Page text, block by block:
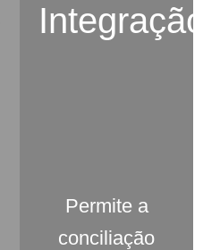
Integração
Permite a
conciliação